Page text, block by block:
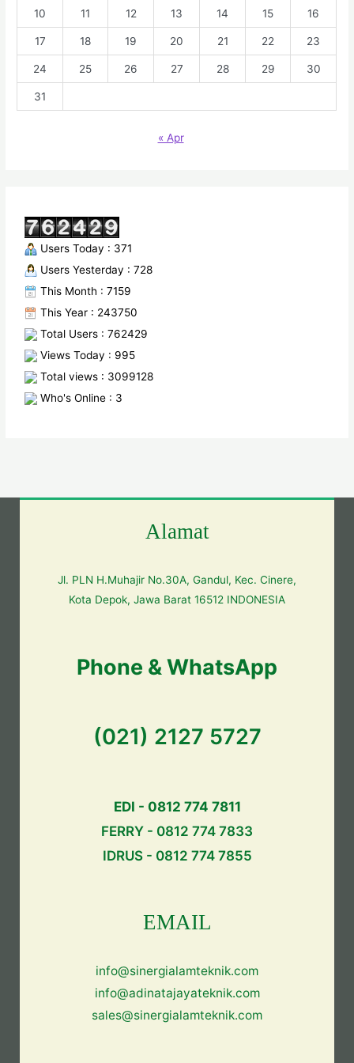
10 11 12 13 14 15 16
17 18 19 20 21 22 23
24 25 26 27 28 29 30
31
« Apr
Users Today : 371
Users Yesterday : 728
This Month : 7159
This Year : 243750
Total Users : 762429
Views Today : 995
Total views : 3099128
Who's Online : 3
Alamat
Jl. PLN H.Muhajir No.30A, Gandul, Kec. Cinere,
Kota Depok, Jawa Barat 16512 INDONESIA
Phone & WhatsApp
(021) 2127 5727
EDI - 0812 774 7811
FERRY - 0812 774 7833
IDRUS - 0812 774 7855
EMAIL
info@sinergialamteknik.com
info@adinatajayateknik.com
sales@sinergialamteknik.com